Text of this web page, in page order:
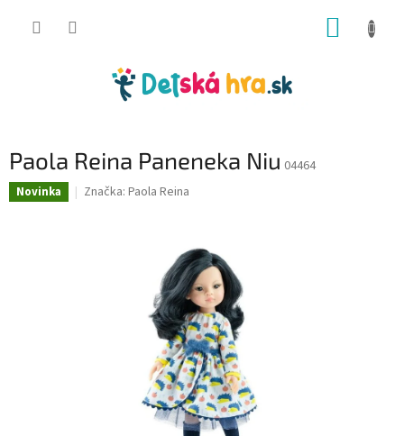
Paola Reina Paneneka Niu 04464
Novinka Značka: Paola Reina